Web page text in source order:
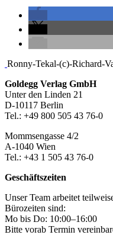
Seitenleiste
Ronny-Tekal-(c)-Richard-
Footer-
Section
Goldegg Verlag GmbH
Unter den Linden 21
D-10117 Berlin
Tel.: +49 800 505 43 76-0
Mommsengasse 4/2
A-1040 Wien
Tel.: +43 1 505 43 76-0
Geschäftszeiten
Unser Team arbeitet
Bürozeiten sind:
Mo bis Do: 10:00–16:00
Bitte vorab Termin